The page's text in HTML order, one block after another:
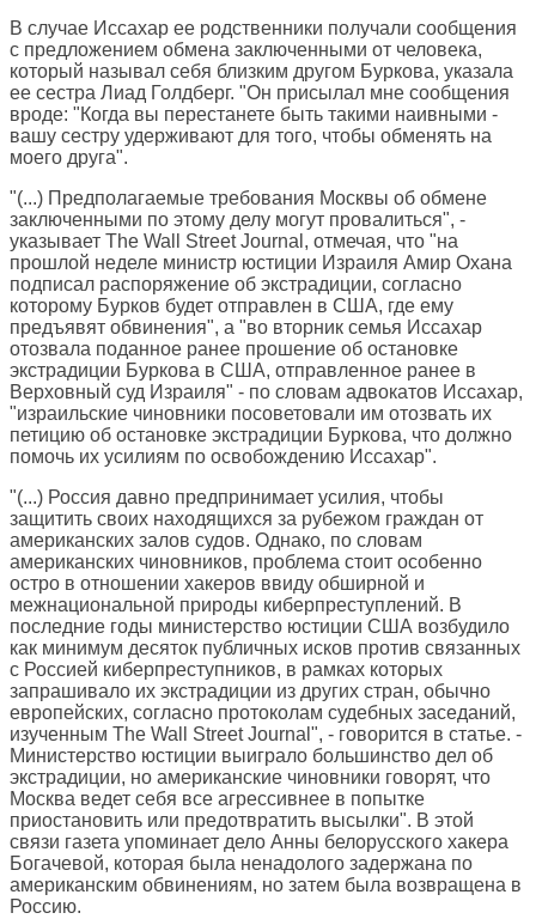
В случае Иссахар ее родственники получали сообщения
с предложением обмена заключенными от человека,
который называл себя близким другом Буркова, указала
ее сестра Лиад Голдберг. "Он присылал мне сообщения
вроде: "Когда вы перестанете быть такими наивными -
вашу сестру удерживают для того, чтобы обменять на
моего друга".
"(...) Предполагаемые требования Москвы об обмене
заключенными по этому делу могут провалиться", -
указывает The Wall Street Journal, отмечая, что "на
прошлой неделе министр юстиции Израиля Амир Охана
подписал распоряжение об экстрадиции, согласно
которому Бурков будет отправлен в США, где ему
предъявят обвинения", а "во вторник семья Иссахар
отозвала поданное ранее прошение об остановке
экстрадиции Буркова в США, отправленное ранее в
Верховный суд Израиля" - по словам адвокатов Иссахар,
"израильские чиновники посоветовали им отозвать их
петицию об остановке экстрадиции Буркова, что должно
помочь их усилиям по освобождению Иссахар".
"(...) Россия давно предпринимает усилия, чтобы
защитить своих находящихся за рубежом граждан от
американских залов судов. Однако, по словам
американских чиновников, проблема стоит особенно
остро в отношении хакеров ввиду обширной и
межнациональной природы киберпреступлений. В
последние годы министерство юстиции США возбудило
как минимум десяток публичных исков против связанных
с Россией киберпреступников, в рамках которых
запрашивало их экстрадиции из других стран, обычно
европейских, согласно протоколам судебных заседаний,
изученным The Wall Street Journal", - говорится в статье. -
Министерство юстиции выиграло большинство дел об
экстрадиции, но американские чиновники говорят, что
Москва ведет себя все агрессивнее в попытке
приостановить или предотвратить высылки". В этой
связи газета упоминает дело Анны белорусского хакера
Богачевой, которая была ненадолого задержана по
американским обвинениям, но затем была возвращена в
Россию.